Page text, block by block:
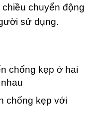
chuyển động
sử dụng.
chống kẹp ở hai
chống kẹp với